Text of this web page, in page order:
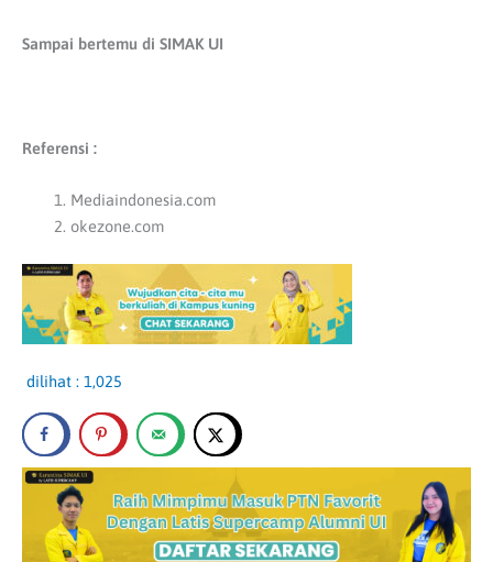
Sampai bertemu di SIMAK UI
Referensi :
Mediaindonesia.com
okezone.com
dilihat : 1,025